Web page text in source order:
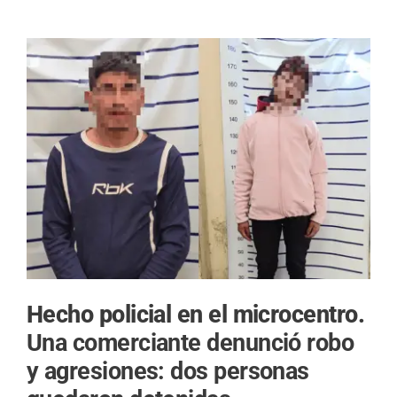
Hecho policial en el microcentro.
Una comerciante denunció robo
y agresiones: dos personas